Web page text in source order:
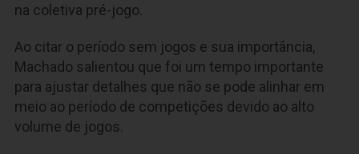
na coletiva pré-jogo.
Ao citar o período sem jogos e sua importância,
Machado salientou que foi um tempo importante
para ajustar detalhes que não se pode alinhar em
meio ao período de competições devido ao alto
volume de jogos.